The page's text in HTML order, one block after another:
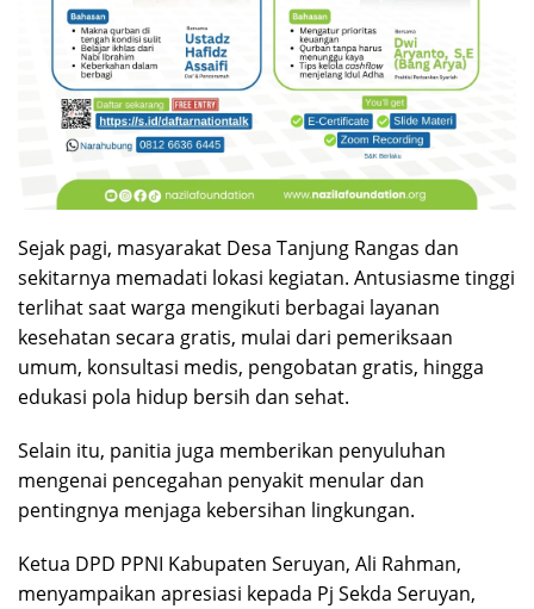
Sejak pagi, masyarakat Desa Tanjung Rangas dan
sekitarnya memadati lokasi kegiatan. Antusiasme tinggi
terlihat saat warga mengikuti berbagai layanan
kesehatan secara gratis, mulai dari pemeriksaan
umum, konsultasi medis, pengobatan gratis, hingga
edukasi pola hidup bersih dan sehat.
Selain itu, panitia juga memberikan penyuluhan
mengenai pencegahan penyakit menular dan
pentingnya menjaga kebersihan lingkungan.
Ketua DPD PPNI Kabupaten Seruyan, Ali Rahman,
menyampaikan apresiasi kepada Pj Sekda Seruyan,